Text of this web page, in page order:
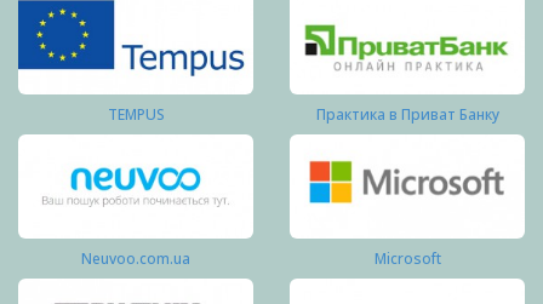
TEMPUS Практика в Приват Банку
Neuvoo.com.ua Microsoft